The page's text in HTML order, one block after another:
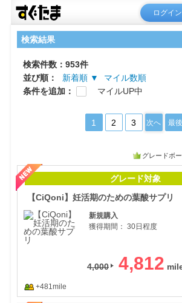
ログイン
検索結果
検索件数：953件
並び順：
新着順 ▼
マイル数順
条件を追加：
マイルUP中
1 2 3 次へ 最後
グレードボ
グレード対象
【CiQoni】妊活期のための葉酸サプリ
新規購入
獲得期間： 30日程度
4,000 4,812
+481mile